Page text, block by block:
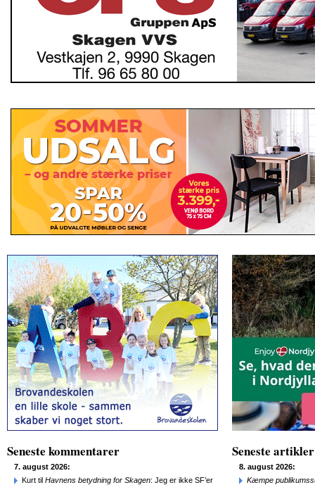
Seneste kommentarer
7. august 2026:
Kurt til Havnens betydning for Skagen: Jeg er ikke SF’er
Seneste artikler
8. august 2026:
Kæmpe